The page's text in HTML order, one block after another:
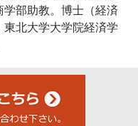
部助教。博士（経済
北大学大学院経済学